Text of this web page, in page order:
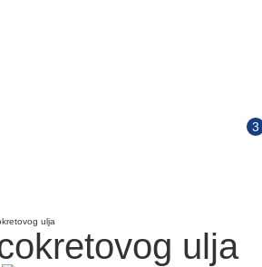
ulja
ulja